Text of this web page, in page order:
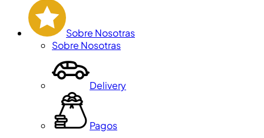
Sobre Nosotras
Sobre Nosotras
Delivery
Pagos